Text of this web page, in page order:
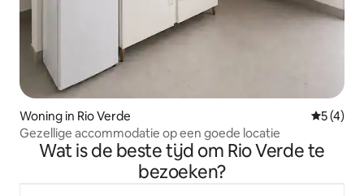
Woning in Rio Verde
5 (4)
Gezellige accommodatie op een goede locatie
Wat is de beste tijd om Rio Verde te
bezoeken?